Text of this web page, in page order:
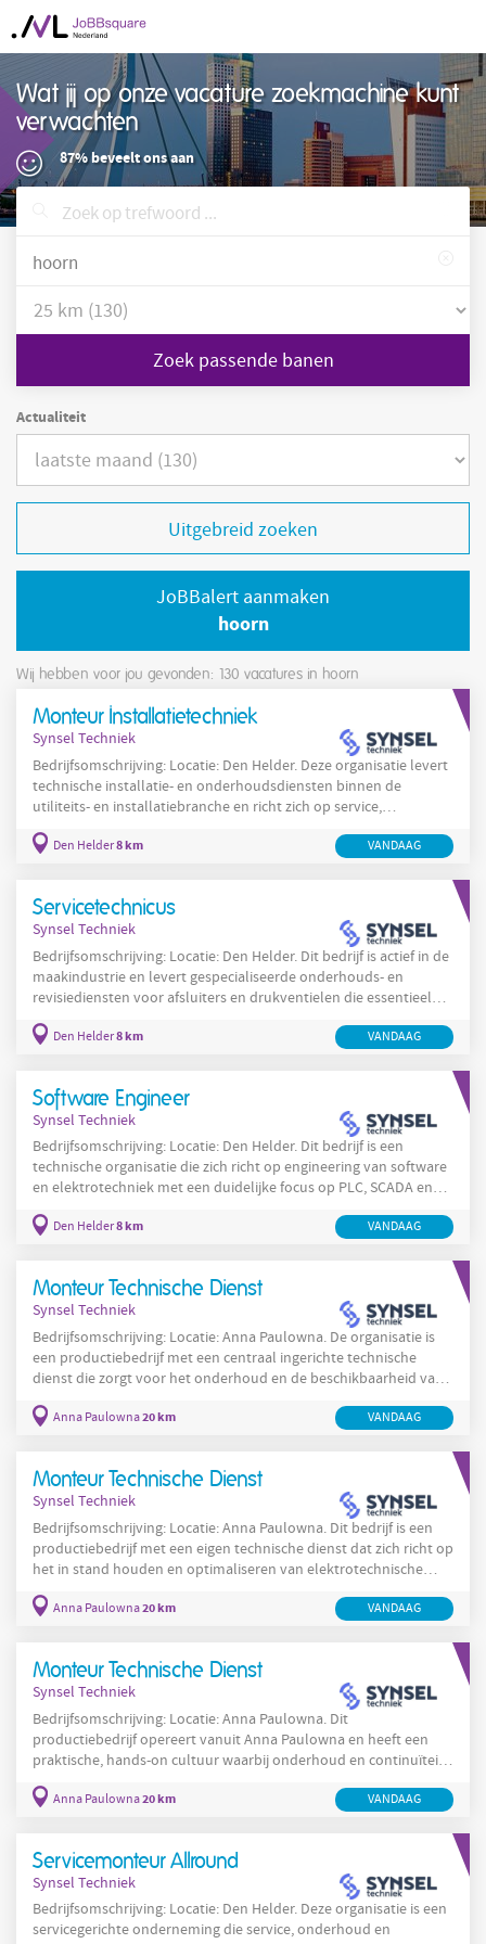
Wat jij op onze vacature zoekmachine kunt
verwachten
87% beveelt ons aan
Zoek passende banen
Actualiteit
Uitgebreid zoeken
JoBBalert aanmaken
hoorn
Wij hebben voor jou gevonden: 130 vacatures in hoorn
Monteur Installatietechniek
Synsel Techniek
Bedrijfsomschrijving: Locatie: Den Helder. Deze organisatie levert
technische installatie- en onderhoudsdiensten binnen de
utiliteits- en installatiebranche en richt zich op service,
onderhoud en projectmatig werk voor zakelijke opdrachtgevers.
De werkzaamheden omvatten onder meer het uitvoeren van
organisatie werkt in projecten waarbij teams bestaan uit
Den Helder8 km VANDAAG
Servicetechnicus
Synsel Techniek
Bedrijfsomschrijving: Locatie: Den Helder. Dit bedrijf is actief in de
maakindustrie en levert gespecialiseerde onderhouds- en
revisiediensten voor afsluiters en drukventielen die essentieel
bedrijf voert zowel preventief als correctief onderhoud uit en
werkplaats en op
Den Helder8 km VANDAAG
Software Engineer
Synsel Techniek
Bedrijfsomschrijving: Locatie: Den Helder. Dit bedrijf is een
technische organisatie die zich richt op engineering van software
en elektrotechniek met een duidelijke focus op PLC, SCADA en
besturingssoftware en bedient klanten vanuit een
besturingssystemen die in industriële installaties worden
Den Helder8 km VANDAAG
Monteur Technische Dienst
Synsel Techniek
Bedrijfsomschrijving: Locatie: Anna Paulowna. De organisatie is
een productiebedrijf met een centraal ingerichte technische
dienst die zorgt voor het onderhoud en de beschikbaarheid van
het preventief en correctief onderhoud van machines en
waar samenwerking met productie- en
Anna Paulowna20 km VANDAAG
Monteur Technische Dienst
Synsel Techniek
Bedrijfsomschrijving: Locatie: Anna Paulowna. Dit bedrijf is een
productiebedrijf met een eigen technische dienst dat zich richt op
het in stand houden en optimaliseren van elektrotechnische
installaties binnen de productieomgeving. De technische dienst
voert dagelijks onderhoud, storingsdiagnose en kleine
Anna Paulowna heeft een operationele
Anna Paulowna20 km VANDAAG
Monteur Technische Dienst
Synsel Techniek
Bedrijfsomschrijving: Locatie: Anna Paulowna. Dit
productiebedrijf opereert vanuit Anna Paulowna en heeft een
praktische, hands-on cultuur waarbij onderhoud en continuïteit
Paulowna is verantwoordelijk voor het dagelijkse onderhoud en
zich op zowel mechanisch als elektrisch onderhoud en omvatten
Anna Paulowna20 km VANDAAG
Servicemonteur Allround
Synsel Techniek
Bedrijfsomschrijving: Locatie: Den Helder. Deze organisatie is een
servicegerichte onderneming die service, onderhoud en